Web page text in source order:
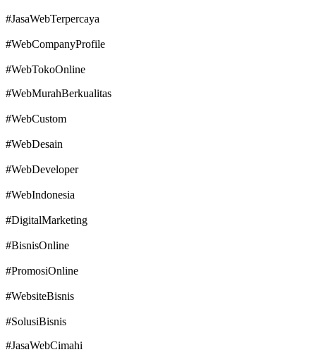
#JasaWebTerpercaya
#WebCompanyProfile
#WebTokoOnline
#WebMurahBerkualitas
#WebCustom
#WebDesain
#WebDeveloper
#WebIndonesia
#DigitalMarketing
#BisnisOnline
#PromosiOnline
#WebsiteBisnis
#SolusiBisnis
#JasaWebCimahi